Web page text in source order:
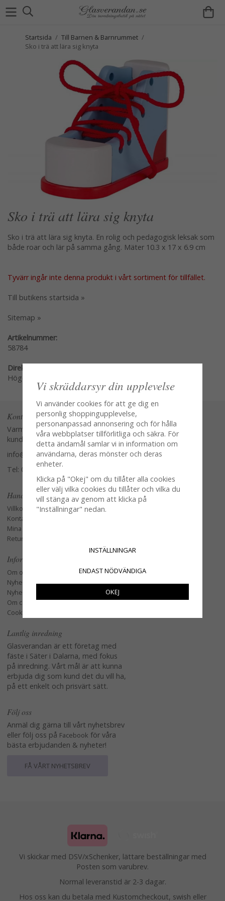
Startsida / Till Barnen & Barnrummet /
Sko i trä att lära sig knyta
Sko i trä att lära sig knyta
Sko i trä att lära sig knyta. En rolig och pedagogisk leksak som
både roar och lär på samma gång. Mäter 10.3 x 17 x 6.9 cm
Tyvärr ingår inte denna produkt i vårt sortiment för tillfället.
Till butikens startsida »
Sitemap »
Artikelnummer:
58784
Direktlänk:
Högerklicka och kopiera adressen
Kontakta oss
Varmt välkommen att kontakta vår
kundtjänst.
info@glasverandan.se
Tel: 079-3495968
Handla
Villkor
Kontakta oss
Mina favoriter
Retur och Reklamation
Information
Om oss
Nyheter
Nyhetsbrev
Om cookies
Cookie instÃ¤llningar
Lantlig inredning
Glasverandan är ett företag med
fäste i Säter i Dalarna, med fokus
på inredning. Vårt mål är att kunna
erbjuda dig som kund det du vill ha,
på ett enkelt och prisvärt sätt.
Följ oss
Anmäl dig gärna till vårt nyhetsbrev
eller följ oss på Facebook för våra
bästa erbjudanden & nyheter!
FÅ VÅRT NYHETSBREV
Vi skickar med DSV/xSchenker, lättare beställningar med
Posten som varubrev.
Normal leveranstid är 2-3 dagar.
Hos oss kan du betala med Kustomcheckout, swish eller
Vi skräddarsyr din upplevelse
Vi använder cookies för att ge dig en
personlig shoppingupplevelse,
personanpassad annonsering och för hålla
våra webbplatser tillförlitliga och säkra. För
detta ändamål samlar vi in information om
användarna, deras mönster och deras
enheter.
Klicka på "Okej" om du tillåter alla cookies
eller välj vilka cookies du tillåter och vilka du
vill stänga av genom att klicka på
"Inställningar" nedan.
INSTÄLLNINGAR
ENDAST NÖDVÄNDIGA
OKEJ